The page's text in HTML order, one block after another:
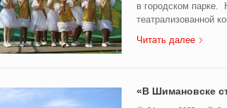
в городском парке.
театрализованной
Читать далее
«В Шимановске